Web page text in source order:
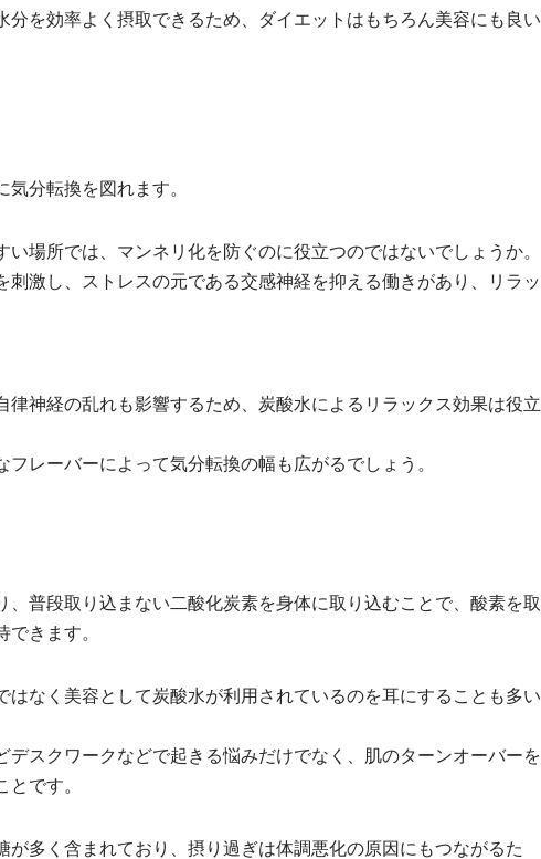
を効率よく摂取できるため、ダイエットはもちろん美容にも良い
分転換を図れます。
場所では、マンネリ化を防ぐのに役立つのではないでしょうか。
激し、ストレスの元である交感神経を抑える働きがあり、リラッ
律神経の乱れも影響するため、炭酸水によるリラックス効果は役立
レーバーによって気分転換の幅も広がるでしょう。
普段取り込まない二酸化炭素を身体に取り込むことで、酸素を取
きます。
なく美容として炭酸水が利用されているのを耳にすることも多い
スクワークなどで起きる悩みだけでなく、肌のターンオーバーを
です。
多く含まれており、摂り過ぎは体調悪化の原因にもつながるた